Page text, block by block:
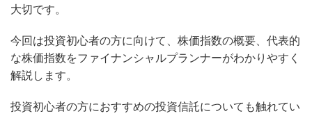
大切です。
今回は投資初心者の方に向けて、株価指数の概要、代表的
な株価指数をファイナンシャルプランナーがわかりやすく
解説します。
投資初心者の方におすすめの投資信託についても触れてい